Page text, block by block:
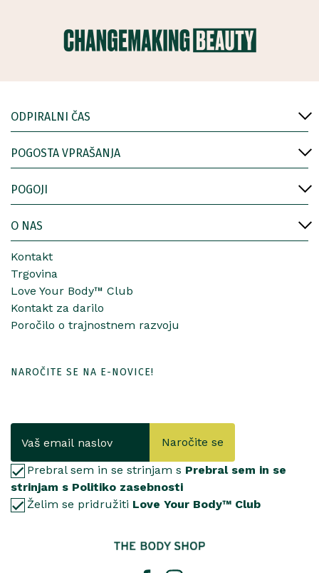
ODPIRALNI ČAS
POGOSTA VPRAŠANJA
POGOJI
O NAS
Kontakt
Trgovina
Love Your Body™ Club
Kontakt za darilo
Poročilo o trajnostnem razvoju
NAROČITE SE NA E-NOVICE!
Naročite se
Prebral sem in se strinjam s Prebral sem in se
strinjam s Politiko zasebnosti
Želim se pridružiti Love Your Body™ Club